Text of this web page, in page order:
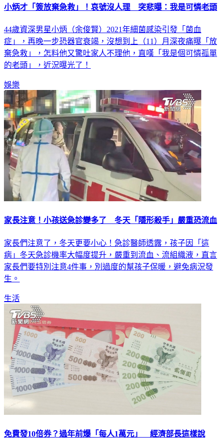
小炳才「簽放棄急救」！哀號沒人理 突悲曝：我是可憐老頭
44歲資深男星小炳（余俊賢）2021年細菌感染引發「菌血
症」，再晚一步恐器官衰竭，沒想到上（11）月深夜痛曝「放
棄急救」，怎料他又驚吐家人不理他，直嘆「我是個可憐孤單
的老頭」，近況曝光了！
娛樂
家長注意！小孩送急診變多了 冬天「隱形殺手」嚴重恐流血
家長們注意了，冬天更要小心！急診醫師透露，孩子因「這
病」冬天急診機率大幅度提升，嚴重到流血、流組織液，直言
家長們要特別注意4件事，別過度的幫孩子保暖，避免病況發
生。
生活
免費發10倍券？過年前爆「每人1萬元」 經濟部長這樣說